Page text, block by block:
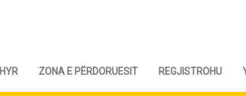
HYR ZONA E PËRDORUESIT REGJISTROHU